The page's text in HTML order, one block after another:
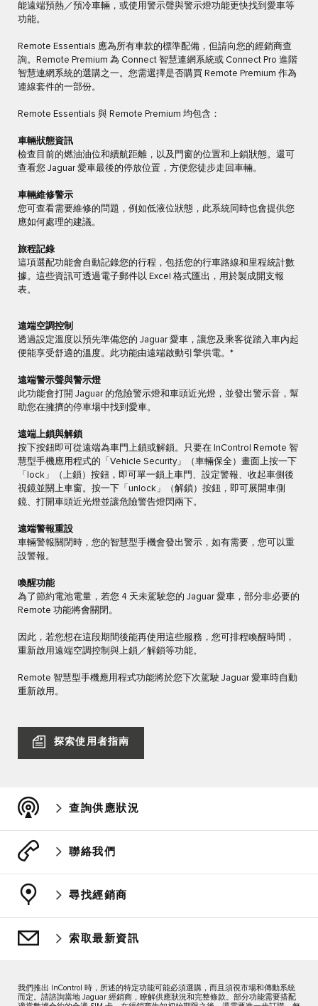
能遠端預熱／預冷車輛，或使用警示聲與警示燈功能更快找到愛車等
功能。
Remote Essentials 應為所有車款的標準配備，但請向您的經銷商查
詢。Remote Premium 為 Connect 智慧連網系統或 Connect Pro 進階
智慧連網系統的選購之一。您需選擇是否購買 Remote Premium 作為
連線套件的一部份。
Remote Essentials 與 Remote Premium 均包含：
車輛狀態資訊
檢查目前的燃油油位和續航距離，以及門窗的位置和上鎖狀態。還可
查看您 Jaguar 愛車最後的停放位置，方便您徒步走回車輛。
車輛維修警示
您可查看需要維修的問題，例如低液位狀態，此系統同時也會提供您
應如何處理的建議。
旅程記錄
這項選配功能會自動記錄您的行程，包括您的行車路線和里程統計數
據。這些資訊可透過電子郵件以 Excel 格式匯出，用於製成開支報
表。
遠端空調控制
透過設定溫度以預先準備您的 Jaguar 愛車，讓您及乘客從踏入車內起
便能享受舒適的溫度。此功能由遠端啟動引擎供電。*
遠端警示聲與警示燈
此功能會打開 Jaguar 的危險警示燈和車頭近光燈，並發出警示音，幫
助您在擁擠的停車場中找到愛車。
遠端上鎖與解鎖
按下按鈕即可從遠端為車門上鎖或解鎖。只要在 InControl Remote 智
慧型手機應用程式的「Vehicle Security」（車輛保全）畫面上按一下
「lock」（上鎖）按鈕，即可單一鎖上車門、設定警報、收起車側後
視鏡並關上車窗。按一下「unlock」（解鎖）按鈕，即可展開車側
鏡、打開車頭近光燈並讓危險警告燈閃兩下。
遠端警報重設
車輛警報關閉時，您的智慧型手機會發出警示，如有需要，您可以重
設警報。
喚醒功能
為了節約電池電量，若您 4 天未駕駛您的 Jaguar 愛車，部分非必要的
Remote 功能將會關閉。
因此，若您想在這段期間後能再使用這些服務，您可排程喚醒時間，
重新啟用遠端空調控制與上鎖／解鎖等功能。
Remote 智慧型手機應用程式功能將於您下次駕駛 Jaguar 愛車時自動
重新啟用。
探索使用者指南
查詢供應狀況
聯絡我們
尋找經銷商
索取最新資訊
我們推出 InControl 時，所述的特定功能可能必須選購，而且須視市場和傳動系統
而定。請諮詢當地 Jaguar 經銷商，瞭解供應狀況和完整條款。部分功能需要搭配